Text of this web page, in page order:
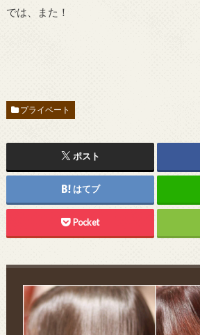
では、また！
プライベート
ポスト
はてブ
Pocket